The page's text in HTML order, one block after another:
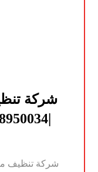
شركة
|0568950034|خدمات التنظيف
شركة تنظيف